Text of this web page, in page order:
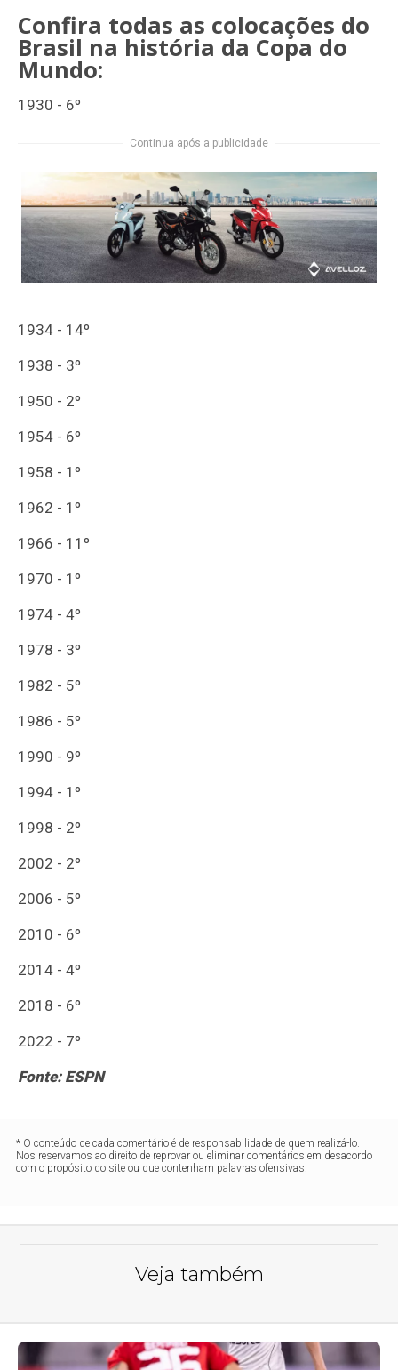
Confira todas as colocações do
Brasil na história da Copa do
Mundo:
1930 - 6º
Continua após a publicidade
1934 - 14º
1938 - 3º
1950 - 2º
1954 - 6º
1958 - 1º
1962 - 1º
1966 - 11º
1970 - 1º
1974 - 4º
1978 - 3º
1982 - 5º
1986 - 5º
1990 - 9º
1994 - 1º
1998 - 2º
2002 - 2º
2006 - 5º
2010 - 6º
2014 - 4º
2018 - 6º
2022 - 7º
Fonte: ESPN
* O conteúdo de cada comentário é de responsabilidade de quem realizá-lo.
Nos reservamos ao direito de reprovar ou eliminar comentários em desacordo
com o propósito do site ou que contenham palavras ofensivas.
Veja também